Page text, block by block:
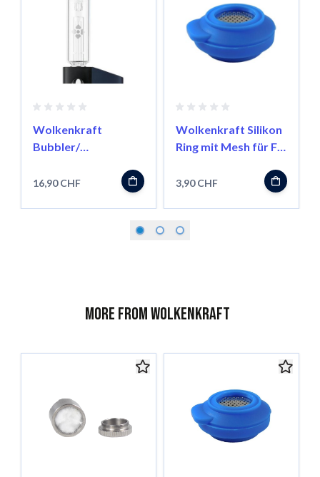
Wolkenkraft
Bubbler/
Mini
16,90 CHF
Wolkenkraft Silikon
Ring mit Mesh für FX
3,90 CHF
More from Wolkenkraft